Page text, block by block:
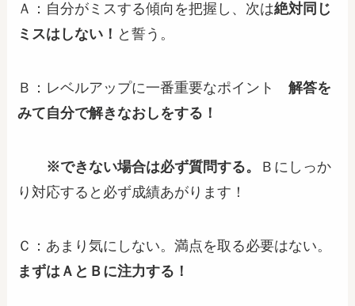
Ａ：自分がミスする傾向を把握し、次は絶対同じ
ミスはしない！ と誓う。
Ｂ：レベルアップに一番重要なポイント
解答を
みて自分で解きなおしをする！
※できない場合は必ず質問する。
Ｂにしっか
り対応すると必ず成績あがります！
Ｃ：あまり気にしない。満点を取る必要はない。
まずはＡとＢに注力する！